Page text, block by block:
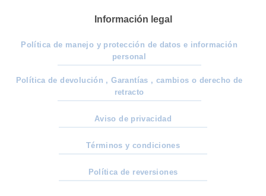
Información legal
Política de manejo y protección de datos e información
personal
Política de devolución , Garantías , cambios o derecho de
retracto
Aviso de privacidad
Términos y condiciones
Política de reversiones